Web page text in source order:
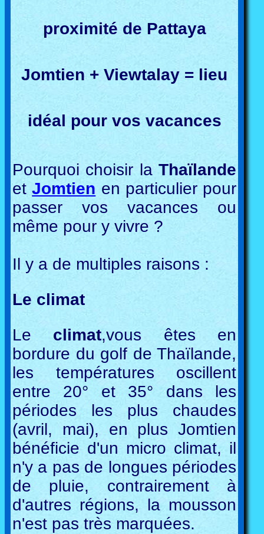
proximité de Pattaya
Jomtien + Viewtalay = lieu
idéal pour vos vacances
Pourquoi choisir la Thaïlande
etJomtien en particulier pour
passer vos vacances ou
même pour y vivre ?
Il y a de multiples raisons :
Le climat
Le climat,vous êtes en
bordure du golf de Thaïlande,
les températures oscillent
entre 20° et 35° dans les
périodes les plus chaudes
(avril, mai), en plus Jomtien
bénéficie d'un micro climat, il
n'y a pas de longues périodes
de pluie, contrairement à
d'autres régions, la mousson
n'est pas très marquées.